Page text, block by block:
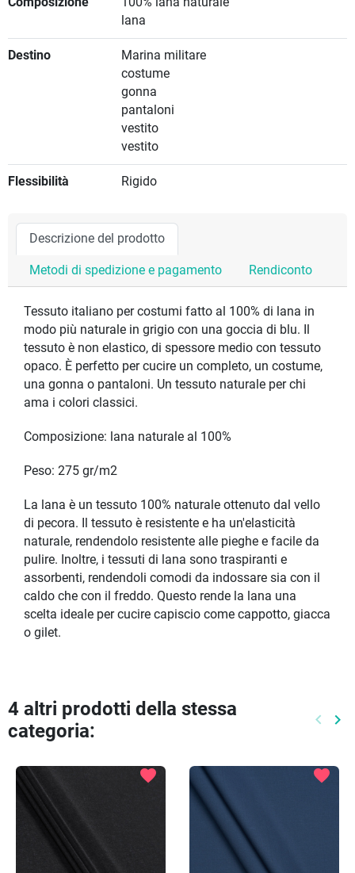
lana
Destino
Marina militare
costume
gonna
pantaloni
vestito
vestito
Flessibilità Rigido
Descrizione del prodotto
Metodi di spedizione e pagamento Rendiconto
Tessuto italiano per costumi fatto al 100% di lana in
modo più naturale in grigio con una goccia di blu. Il
tessuto è non elastico, di spessore medio con tessuto
opaco. È perfetto per cucire un completo, un costume,
una gonna o pantaloni. Un tessuto naturale per chi
ama i colori classici.
Composizione: lana naturale al 100%
Peso: 275 gr/m2
La lana è un tessuto 100% naturale ottenuto dal vello
di pecora. Il tessuto è resistente e ha un'elasticità
naturale, rendendolo resistente alle pieghe e facile da
pulire. Inoltre, i tessuti di lana sono traspiranti e
assorbenti, rendendoli comodi da indossare sia con il
caldo che con il freddo. Questo rende la lana una
scelta ideale per cucire capiscio come cappotto, giacca
o gilet.
4 altri prodotti della stessa
categoria:
keyboard_arrow_left keyboard_arrow_right
favorite favorite